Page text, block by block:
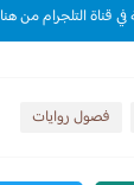
قناة التلجرام من هنا
فصول روايات